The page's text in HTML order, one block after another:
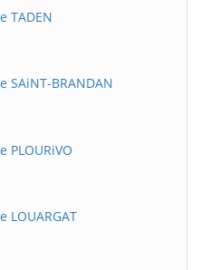
TADEN
BRANDAN